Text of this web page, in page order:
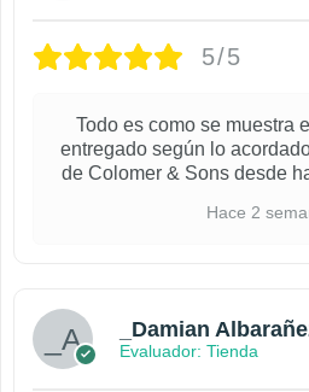
5/5
Todo es como se muestra
entregado según lo
de Colomer & Sons desde
Hace 2
_Damian
Evaluador